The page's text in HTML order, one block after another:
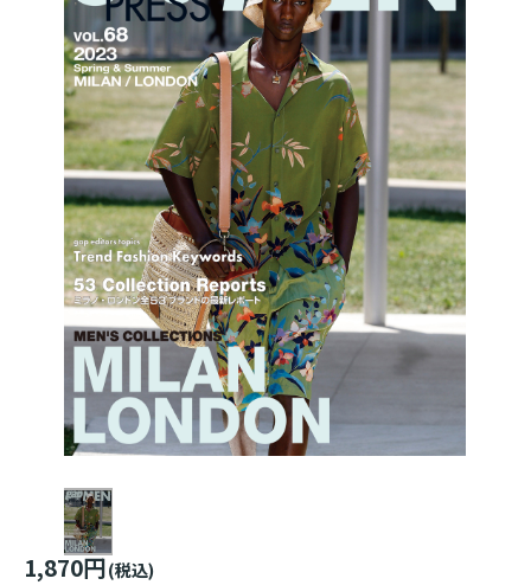
1,870円(税込)